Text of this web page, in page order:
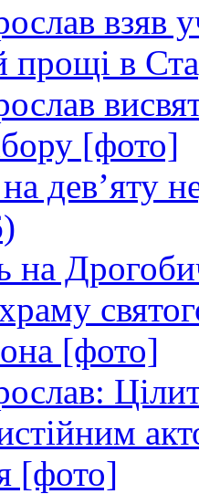
взяв
прощі в
[фото]
дев’яту
[фото]
[фото]